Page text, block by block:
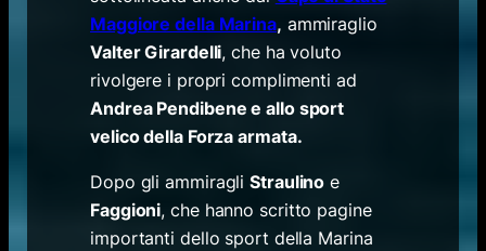
Maggiore della Marina, ammiraglio
Valter Girardelli, che ha voluto
rivolgere i propri complimenti ad
Andrea Pendibene e allo sport
velico della Forza armata.
Dopo gli ammiragliStraulino e
Faggioni, che hanno scritto pagine
importanti dello sport della Marina